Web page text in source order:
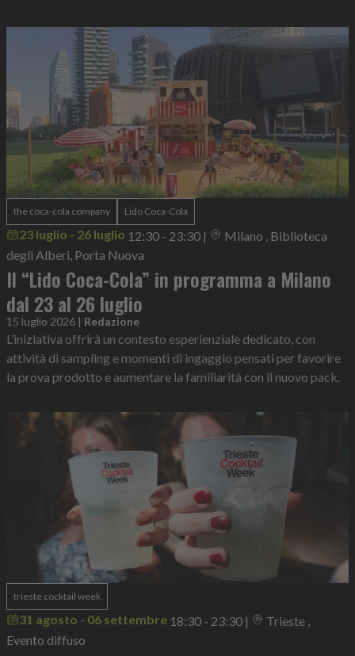
the coca-cola company Lido Coca-Cola
23 luglio - 26 luglio 12:30 - 23:30 |
Milano , Biblioteca
degli Alberi, Porta Nuova
Il “Lido Coca-Cola” in programma a Milano
dal 23 al 26 luglio
15 luglio 2026 | Redazione
L’iniziativa offrirà un contesto esperienziale dedicato, con
attività di sampling e momenti di ingaggio pensati per favorire
la prova prodotto e aumentare la familiarità con il nuovo pack.
trieste cocktail week
31 agosto - 06 settembre 18:30 - 23:30 |
Trieste ,
Evento diffuso